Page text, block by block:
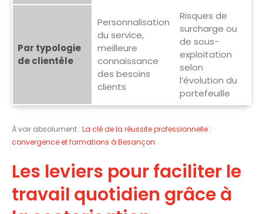
Par typologie
de clientèle
Personnalisation
du service,
meilleure
connaissance
des besoins
clients
Risques de
surcharge ou
de sous-
exploitation
selon
l’évolution du
portefeuille
À voir absolument : La clé de la réussite professionnelle :
convergence et formations à Besançon
Les leviers pour faciliter le
travail quotidien grâce à